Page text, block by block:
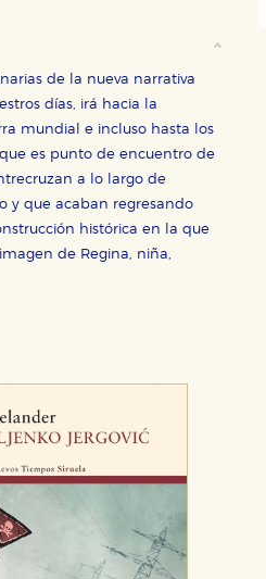
de la nueva narrativa
días, irá hacia la
mundial e incluso hasta los
es punto de encuentro de
a lo largo de
y que acaban regresando
histórica en la que
de Regina, niña,
es posible deshabilitarlas
áreas de nuestra web dejen de
y optimizar el funcionamiento
vez que nos visita. La